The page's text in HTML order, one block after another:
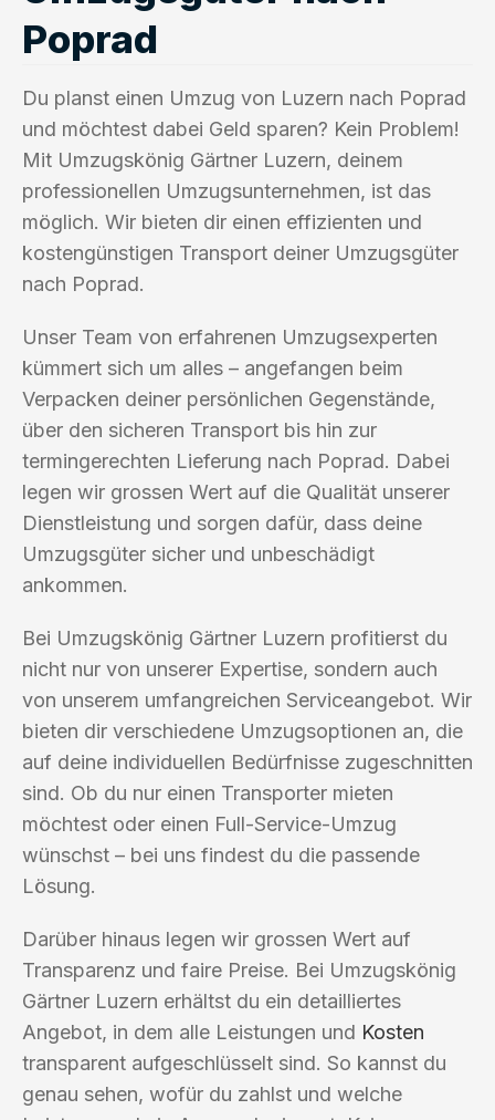
Poprad
Du planst einen Umzug von Luzern nach Poprad
und möchtest dabei Geld sparen? Kein Problem!
Mit Umzugskönig Gärtner Luzern, deinem
professionellen Umzugsunternehmen, ist das
möglich. Wir bieten dir einen effizienten und
kostengünstigen Transport deiner Umzugsgüter
nach Poprad.
Unser Team von erfahrenen Umzugsexperten
kümmert sich um alles – angefangen beim
Verpacken deiner persönlichen Gegenstände,
über den sicheren Transport bis hin zur
termingerechten Lieferung nach Poprad. Dabei
legen wir grossen Wert auf die Qualität unserer
Dienstleistung und sorgen dafür, dass deine
Umzugsgüter sicher und unbeschädigt
ankommen.
Bei Umzugskönig Gärtner Luzern profitierst du
nicht nur von unserer Expertise, sondern auch
von unserem umfangreichen Serviceangebot. Wir
bieten dir verschiedene Umzugsoptionen an, die
auf deine individuellen Bedürfnisse zugeschnitten
sind. Ob du nur einen Transporter mieten
möchtest oder einen Full-Service-Umzug
wünschst – bei uns findest du die passende
Lösung.
Darüber hinaus legen wir grossen Wert auf
Transparenz und faire Preise. Bei Umzugskönig
Gärtner Luzern erhältst du ein detailliertes
Angebot, in dem alle Leistungen und Kosten
transparent aufgeschlüsselt sind. So kannst du
genau sehen, wofür du zahlst und welche